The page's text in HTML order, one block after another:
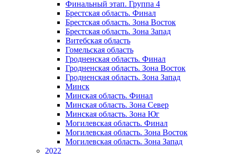
Финальный этап. Группа 4
Брестская область. Финал
Брестская область. Зона Восток
Брестская область. Зона Запад
Витебская область
Гомельская область
Гродненская область. Финал
Гродненская область. Зона Восток
Гродненская область. Зона Запад
Минск
Минская область. Финал
Минская область. Зона Север
Минская область. Зона Юг
Могилевская область. Финал
Могилевская область. Зона Восток
Могилевская область. Зона Запад
2022